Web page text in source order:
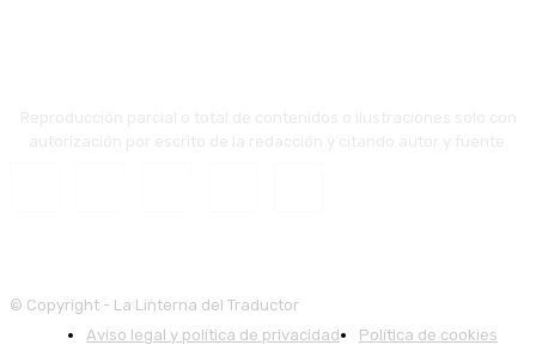
© Copyright - La Linterna del Traductor
Aviso legal y política de privacidad
Política de cookies